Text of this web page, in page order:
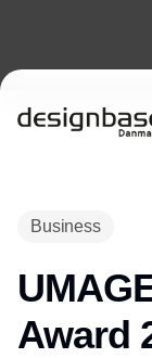
Business
Award